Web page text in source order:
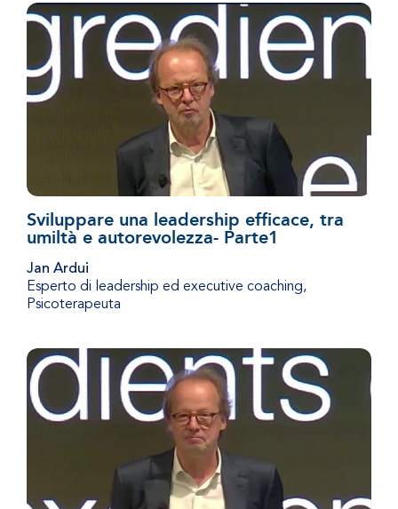
Sviluppare una leadership efficace, tra
umiltà e autorevolezza- Parte1
Jan Ardui
Esperto di leadership ed executive coaching,
Psicoterapeuta